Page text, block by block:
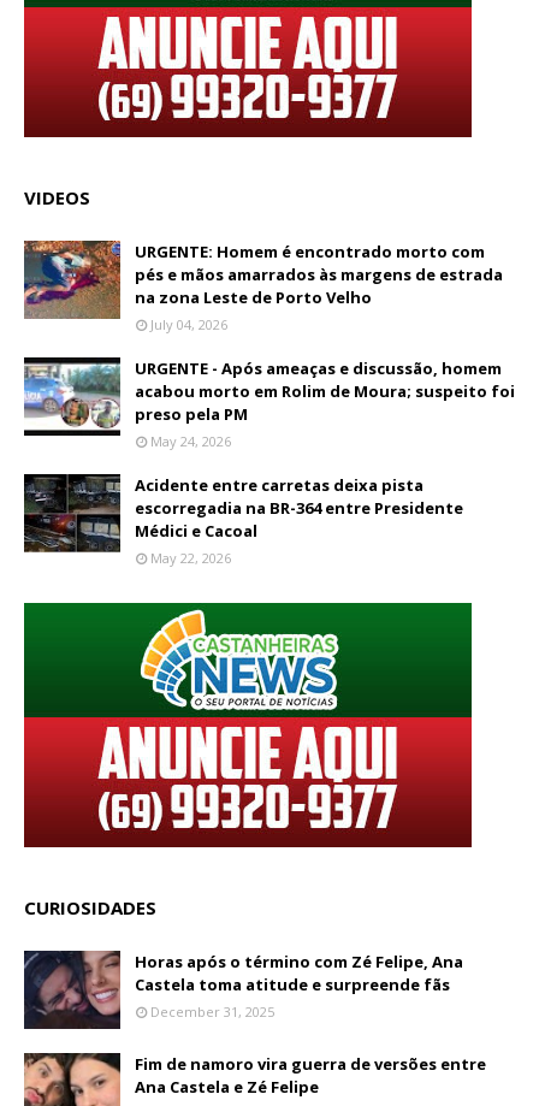
VIDEOS
URGENTE: Homem é encontrado morto com
pés e mãos amarrados às margens de estrada
na zona Leste de Porto Velho
July 04, 2026
URGENTE - Após ameaças e discussão, homem
acabou morto em Rolim de Moura; suspeito foi
preso pela PM
May 24, 2026
Acidente entre carretas deixa pista
escorregadia na BR-364 entre Presidente
Médici e Cacoal
May 22, 2026
CURIOSIDADES
Horas após o término com Zé Felipe, Ana
Castela toma atitude e surpreende fãs
December 31, 2025
Fim de namoro vira guerra de versões entre
Ana Castela e Zé Felipe